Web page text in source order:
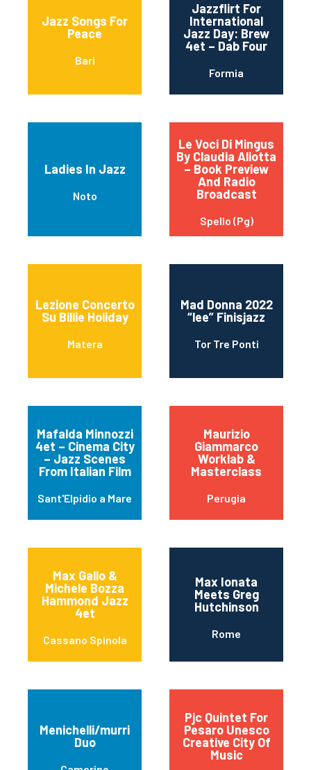
Jazz Songs For
Peace
Bari
Jazzflirt For
International
Jazz Day: Brew
4et – Dab Four
Formia
Ladies In Jazz
Noto
Le Voci Di Mingus
By Claudia Aliotta
– Book Preview
And Radio
Broadcast
Spello (Pg)
Lezione Concerto
Su Billie Holiday
Matera
Mad Donna 2022
“lee” Finisjazz
Tor Tre Ponti
Mafalda Minnozzi
4et – Cinema City
– Jazz Scenes
From Italian Film
Sant'Elpidio a Mare
Maurizio
Giammarco
Worklab &
Masterclass
Perugia
Max Gallo &
Michele Bozza
Hammond Jazz
4et
Cassano Spinola
Max Ionata
Meets Greg
Hutchinson
Rome
Menichelli/murri
Duo
Pjc Quintet For
Pesaro Unesco
Creative City Of
Music